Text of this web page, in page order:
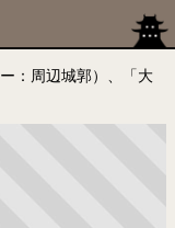
：周辺城郭）、「大